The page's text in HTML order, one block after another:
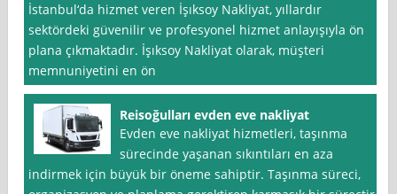
İstanbul‘da hizmet veren İşıksoy Nakliyat, yıllardır
sektördeki güvenilir ve profesyonel hizmet anlayışıyla ön
plana çıkmaktadır. İşıksoy Nakliyat olarak, müşteri
memnuniyetini en ön
Reisoğulları evden eve nakliyat
Evden eve nakliyat hizmetleri, taşınma
sürecinde yaşanan sıkıntıları en aza
indirmek için büyük bir öneme sahiptir. Taşınma süreci,